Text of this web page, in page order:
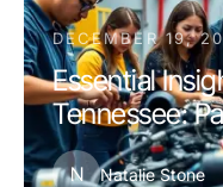
DECEMBER 19,
Essential
Tennessee:
N Natalie Stone